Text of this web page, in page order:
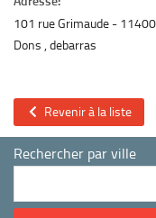
101 rue Grimaude 11400
Dons , debarras
Revenir à la liste
Rechercher par ville